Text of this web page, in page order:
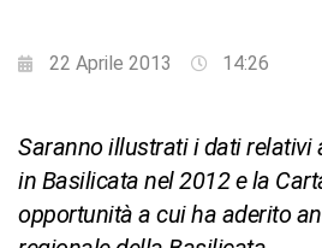
22 Aprile 2013 14:26
Saranno illustrati i dati relativi
in Basilicata nel 2012 e la
opportunità a cui ha aderito